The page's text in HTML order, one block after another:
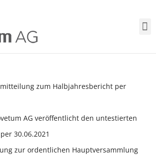
zum Halbjahresbericht per
AG veröffentlicht den untestierten
30.06.2021
zur ordentlichen Hauptversammlung